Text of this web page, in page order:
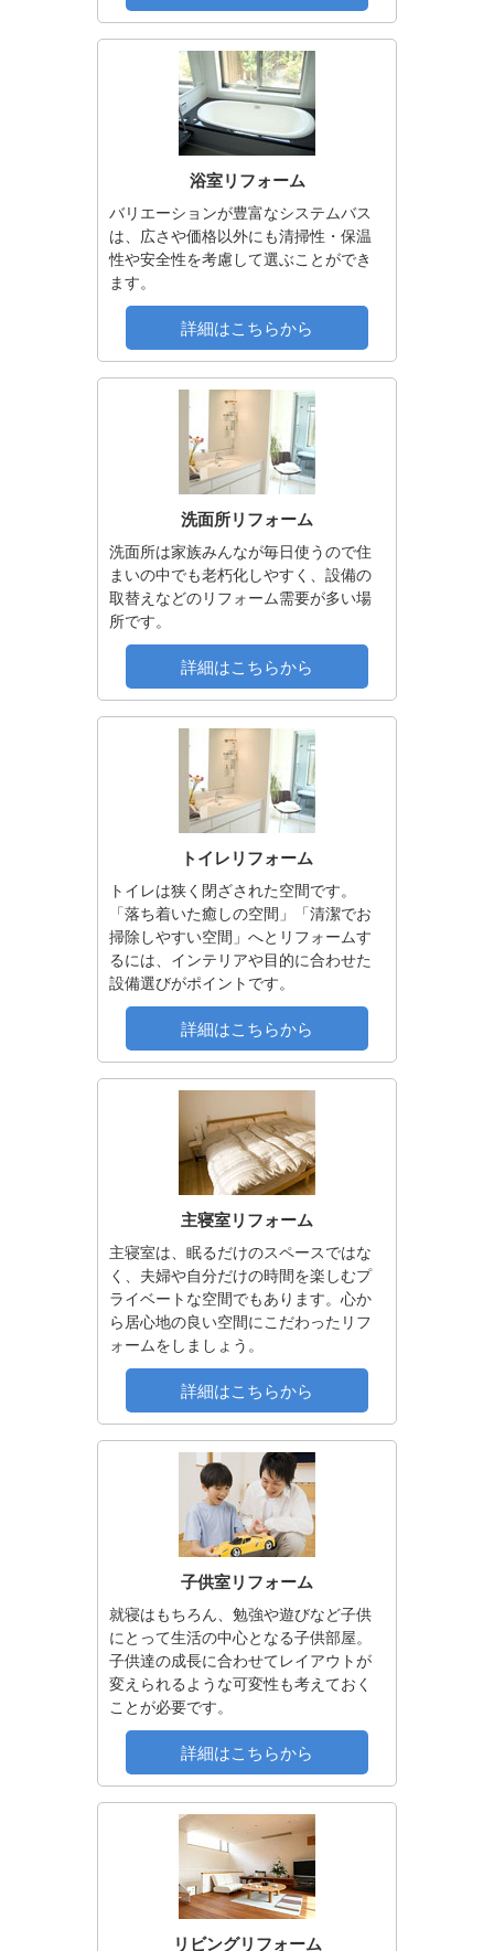
浴室リフォーム
バリエーションが豊富なシステムバス
は、広さや価格以外にも清掃性・保温
性や安全性を考慮して選ぶことができ
ます。
詳細はこちらから
洗面所リフォーム
洗面所は家族みんなが毎日使うので住
まいの中でも老朽化しやすく、設備の
取替えなどのリフォーム需要が多い場
所です。
詳細はこちらから
トイレリフォーム
トイレは狭く閉ざされた空間です。
「落ち着いた癒しの空間」「清潔でお
掃除しやすい空間」へとリフォームす
るには、インテリアや目的に合わせた
設備選びがポイントです。
詳細はこちらから
主寝室リフォーム
主寝室は、眠るだけのスペースではな
く、夫婦や自分だけの時間を楽しむプ
ライベートな空間でもあります。心か
ら居心地の良い空間にこだわったリフ
ォームをしましょう。
詳細はこちらから
子供室リフォーム
就寝はもちろん、勉強や遊びなど子供
にとって生活の中心となる子供部屋。
子供達の成長に合わせてレイアウトが
変えられるような可変性も考えておく
ことが必要です。
詳細はこちらから
リビングリフォーム